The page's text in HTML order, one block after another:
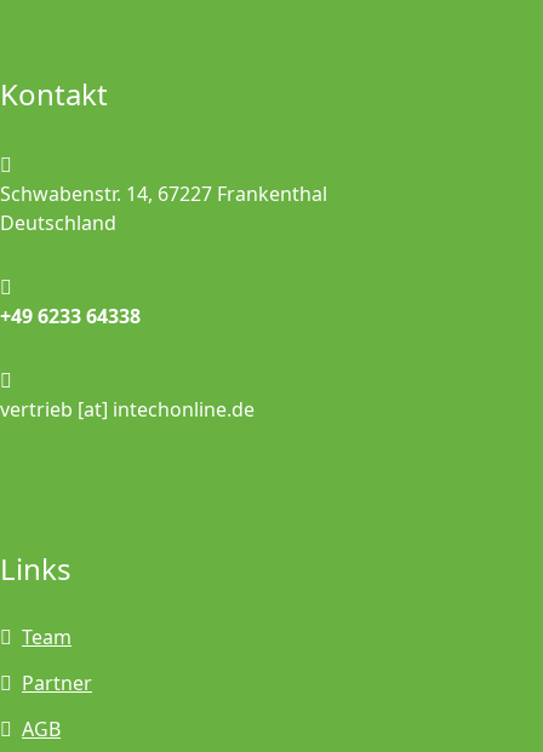
Kontakt
Schwabenstr. 14, 67227 Frankenthal
Deutschland
+49 6233 64338
vertrieb [at] intechonline.de
Links
Team
Partner
AGB